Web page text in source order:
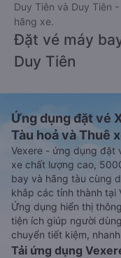
Duy Tiên và Duy Tiên
hãng xe.
Đặt vé máy
Duy Tiên
Ứng dụng đặt vé
Tàu hoả và Thuê
Vexere - ứng dụng đặt
xe chất lượng cao,
bay và hãng tàu cùng
khắp các tỉnh thành tại
Ứng dụng hiển thị
tiện ích giúp người
chuyển tiết kiệm,
Tải ứng dụng